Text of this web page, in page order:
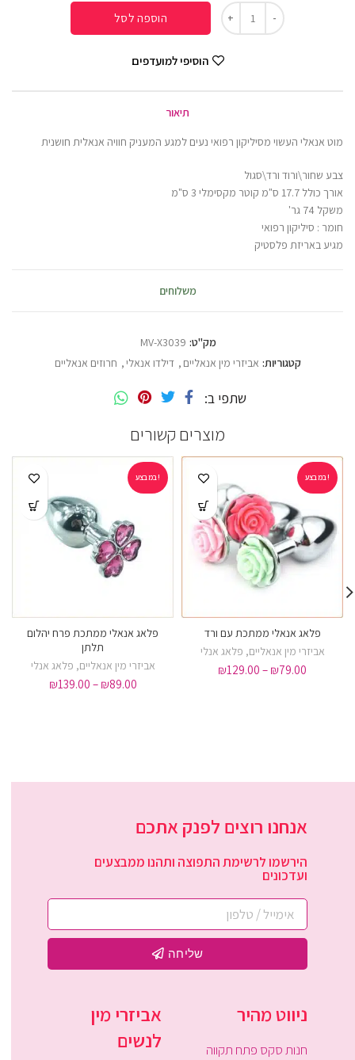
הוספה לסל
הוסיפי למועדפים
תיאור
מוט אנאלי העשוי מסיליקון רפואי נעים למגע המעניק חוויה אנאלית חושנית
צבע שחור\ורוד ורד\סגול
אורך כולל 17.7 ס"מ קוטר מקסימלי 3 ס"מ
משקל 74 גר'
חומר : סיליקון רפואי
מגיע באריזת פלסטיק
משלוחים
מק"ט: MV-X3039
קטגוריות: אביזרי מין אנאליים , דילדו אנאלי, חרוזים אנאליים
שתפי ב
מוצרים קשורים
במבצע!
פלאג אנאלי ממתכת עם ורד
אביזרי מין אנאליים, פלאג אנלי
₪79.00
–
₪129.00
במבצע!
פלאג אנאלי ממתכת פרח יהלום
תלתן
אביזרי מין אנאליים, פלאג אנלי
₪89.00
–
₪139.00
אנחנו רוצים לפנק אתכם
הירשמו לרשימת התפוצה ותהנו ממבצעים
ועדכונים
שליחה
ניווט מהיר
חנות סקס פתח תקווה
אביזרי מין
לנשים